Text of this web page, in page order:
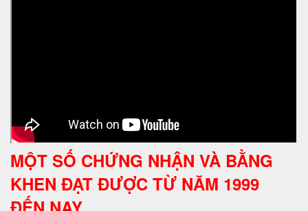
MỘT SỐ CHỨNG NHẬN VÀ BẰNG
KHEN ĐẠT ĐƯỢC TỪ NĂM 1999